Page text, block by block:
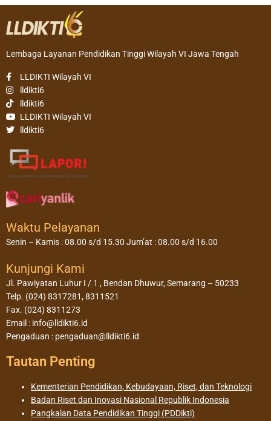
Lembaga Layanan Pendidikan Tinggi Wilayah VI Jawa Tengah
LLDIKTI Wilayah VI
lldikti6
lldikti6
LLDIKTI Wilayah VI
lldikti6
Waktu Pelayanan
Senin – Kamis : 08.00 s/d 15.30 Jum’at : 08.00 s/d 16.00
Kunjungi Kami
Jl. Pawiyatan Luhur I / 1 , Bendan Dhuwur, Semarang – 50233
Telp. (024) 8317281, 8311521
Fax. (024) 8311273
Email : info@lldikti6.id
Pengaduan : pengaduan@lldikti6.id
Tautan Penting
Kementerian Pendidikan, Kebudayaan, Riset, dan Teknologi
Badan Riset dan Inovasi Nasional Republik Indonesia
Pangkalan Data Pendidikan Tinggi (PDDikti)